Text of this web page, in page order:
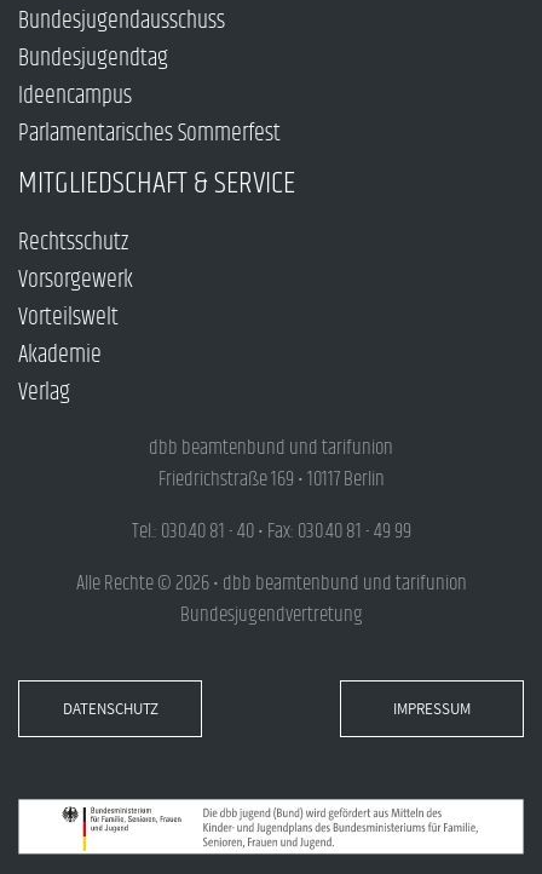
Bundesjugendausschuss
Bundesjugendtag
Ideencampus
Parlamentarisches Sommerfest
MITGLIEDSCHAFT & SERVICE
Rechtsschutz
Vorsorgewerk
Vorteilswelt
Akademie
Verlag
dbb beamtenbund und tarifunion
Friedrichstraße 169 • 10117 Berlin
Tel.: 030.40 81 - 40 • Fax: 030.40 81 - 49 99
Alle Rechte © 2026 • dbb beamtenbund und tarifunion
Bundesjugendvertretung
DATENSCHUTZ IMPRESSUM